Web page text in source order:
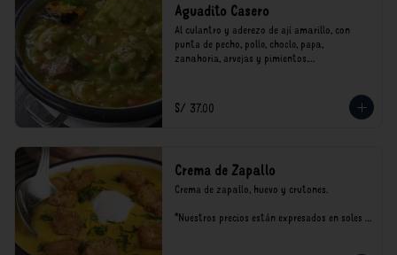
Aguadito Casero
Al culantro y aderezo de ají amarillo, con
punta de pecho, pollo, choclo, papa,
zanahoria, arvejas y pimientos.
incluyen impuestos de ley y recargo al
consumo.
S/ 37.00
Crema de Zapallo
Crema de zapallo, huevo y crutones.
*Nuestros precios están expresados en soles e